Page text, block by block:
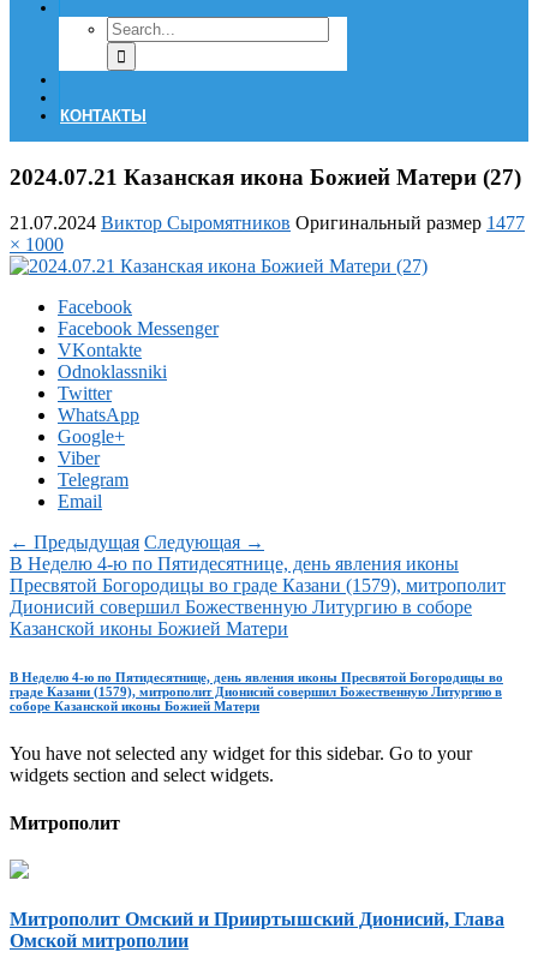
КОНТАКТЫ
2024.07.21 Казанская икона Божией Матери (27)
21.07.2024 Виктор Сыромятников Оригинальный размер 1477
× 1000
Facebook
Facebook Messenger
VKontakte
Odnoklassniki
Twitter
WhatsApp
Google+
Viber
Telegram
Email
← Предыдущая Следующая →
В Неделю 4-ю по Пятидесятнице, день явления иконы
Пресвятой Богородицы во граде Казани (1579), митрополит
Дионисий совершил Божественную Литургию в соборе
Казанской иконы Божией Матери
В Неделю 4-ю по Пятидесятнице, день явления иконы Пресвятой Богородицы во
граде Казани (1579), митрополит Дионисий совершил Божественную Литургию в
соборе Казанской иконы Божией Матери
You have not selected any widget for this sidebar. Go to your
widgets section and select widgets.
Митрополит
Митрополит Омский и Прииртышский Дионисий, Глава
Омской митрополии